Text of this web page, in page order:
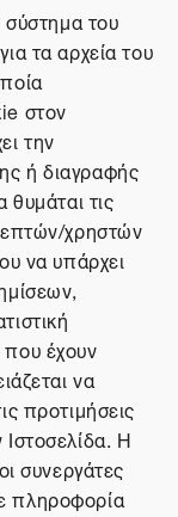
του
τα αρχεία του
στον
την
ή διαγραφής
τις
χρηστών
να υπάρχει
έχουν
να
προτιμήσεις
Η
συνεργάτες
πληροφορία